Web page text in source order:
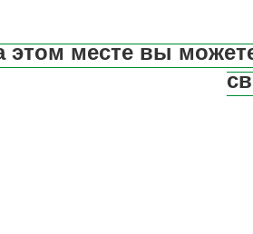
этом месте вы